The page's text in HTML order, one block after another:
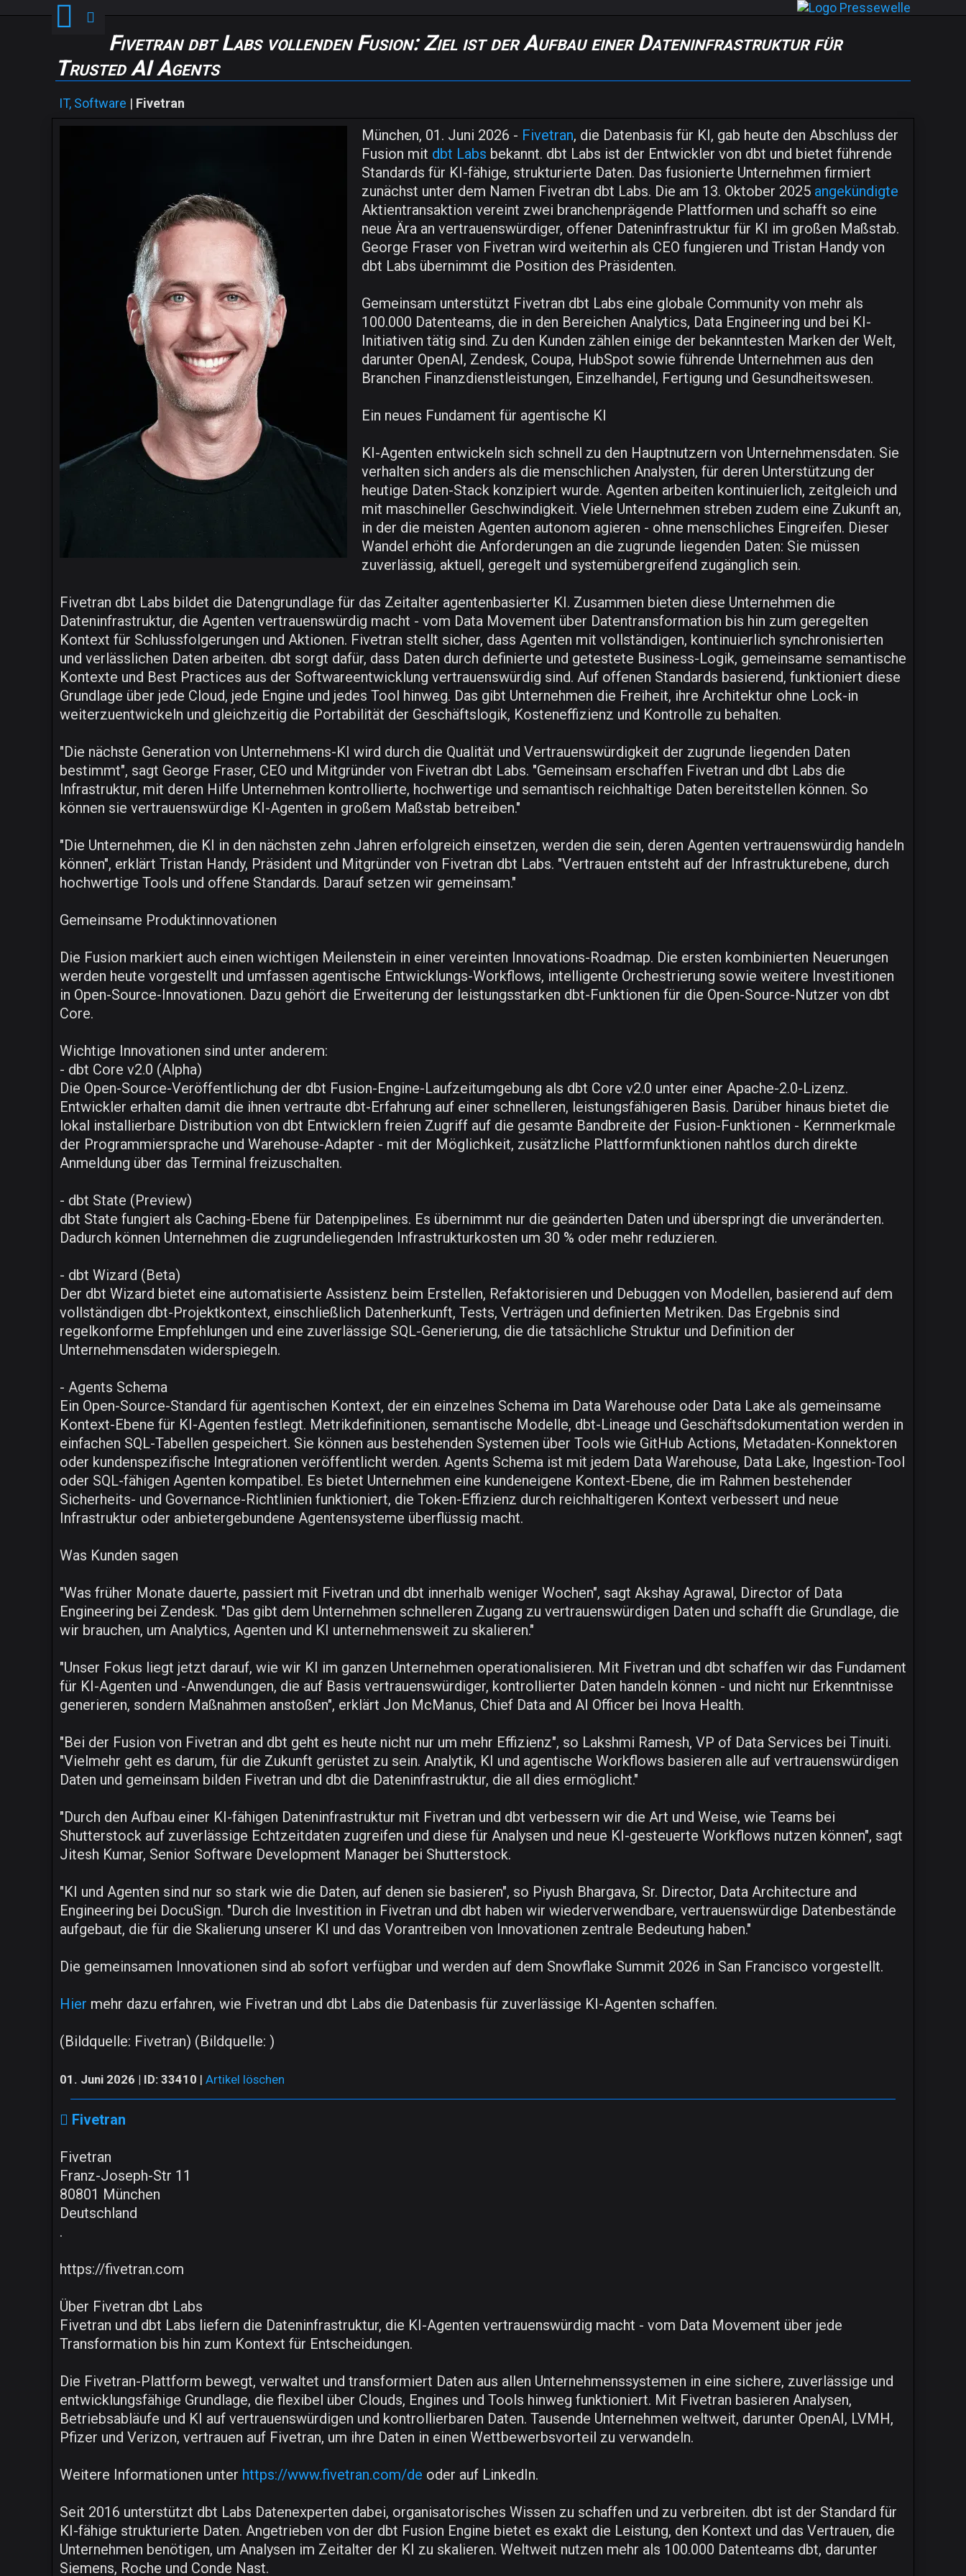
Fivetran dbt Labs vollenden Fusion: Ziel ist der Aufbau einer Dateninfrastruktur für
Trusted AI Agents
IT, Software | Fivetran
München, 01. Juni 2026 - Fivetran, die Datenbasis für KI, gab heute den Abschluss der
Fusion mit dbt Labs bekannt. dbt Labs ist der Entwickler von dbt und bietet führende
Standards für KI-fähige, strukturierte Daten. Das fusionierte Unternehmen firmiert
zunächst unter dem Namen Fivetran dbt Labs. Die am 13. Oktober 2025 angekündigte
Aktientransaktion vereint zwei branchenprägende Plattformen und schafft so eine
neue Ära an vertrauenswürdiger, offener Dateninfrastruktur für KI im großen Maßstab.
George Fraser von Fivetran wird weiterhin als CEO fungieren und Tristan Handy von
dbt Labs übernimmt die Position des Präsidenten.
Gemeinsam unterstützt Fivetran dbt Labs eine globale Community von mehr als
100.000 Datenteams, die in den Bereichen Analytics, Data Engineering und bei KI-
Initiativen tätig sind. Zu den Kunden zählen einige der bekanntesten Marken der Welt,
darunter OpenAI, Zendesk, Coupa, HubSpot sowie führende Unternehmen aus den
Branchen Finanzdienstleistungen, Einzelhandel, Fertigung und Gesundheitswesen.
Ein neues Fundament für agentische KI
KI-Agenten entwickeln sich schnell zu den Hauptnutzern von Unternehmensdaten. Sie
verhalten sich anders als die menschlichen Analysten, für deren Unterstützung der
heutige Daten-Stack konzipiert wurde. Agenten arbeiten kontinuierlich, zeitgleich und
mit maschineller Geschwindigkeit. Viele Unternehmen streben zudem eine Zukunft an,
in der die meisten Agenten autonom agieren - ohne menschliches Eingreifen. Dieser
Wandel erhöht die Anforderungen an die zugrunde liegenden Daten: Sie müssen
zuverlässig, aktuell, geregelt und systemübergreifend zugänglich sein.
Fivetran dbt Labs bildet die Datengrundlage für das Zeitalter agentenbasierter KI. Zusammen bieten diese Unternehmen die
Dateninfrastruktur, die Agenten vertrauenswürdig macht - vom Data Movement über Datentransformation bis hin zum geregelten
Kontext für Schlussfolgerungen und Aktionen. Fivetran stellt sicher, dass Agenten mit vollständigen, kontinuierlich synchronisierten
und verlässlichen Daten arbeiten. dbt sorgt dafür, dass Daten durch definierte und getestete Business-Logik, gemeinsame semantische
Kontexte und Best Practices aus der Softwareentwicklung vertrauenswürdig sind. Auf offenen Standards basierend, funktioniert diese
Grundlage über jede Cloud, jede Engine und jedes Tool hinweg. Das gibt Unternehmen die Freiheit, ihre Architektur ohne Lock-in
weiterzuentwickeln und gleichzeitig die Portabilität der Geschäftslogik, Kosteneffizienz und Kontrolle zu behalten.
"Die nächste Generation von Unternehmens-KI wird durch die Qualität und Vertrauenswürdigkeit der zugrunde liegenden Daten
bestimmt", sagt George Fraser, CEO und Mitgründer von Fivetran dbt Labs. "Gemeinsam erschaffen Fivetran und dbt Labs die
Infrastruktur, mit deren Hilfe Unternehmen kontrollierte, hochwertige und semantisch reichhaltige Daten bereitstellen können. So
können sie vertrauenswürdige KI-Agenten in großem Maßstab betreiben."
"Die Unternehmen, die KI in den nächsten zehn Jahren erfolgreich einsetzen, werden die sein, deren Agenten vertrauenswürdig handeln
können", erklärt Tristan Handy, Präsident und Mitgründer von Fivetran dbt Labs. "Vertrauen entsteht auf der Infrastrukturebene, durch
hochwertige Tools und offene Standards. Darauf setzen wir gemeinsam."
Gemeinsame Produktinnovationen
Die Fusion markiert auch einen wichtigen Meilenstein in einer vereinten Innovations-Roadmap. Die ersten kombinierten Neuerungen
werden heute vorgestellt und umfassen agentische Entwicklungs-Workflows, intelligente Orchestrierung sowie weitere Investitionen
in Open-Source-Innovationen. Dazu gehört die Erweiterung der leistungsstarken dbt-Funktionen für die Open-Source-Nutzer von dbt
Core.
Wichtige Innovationen sind unter anderem:
- dbt Core v2.0 (Alpha)
Die Open-Source-Veröffentlichung der dbt Fusion-Engine-Laufzeitumgebung als dbt Core v2.0 unter einer Apache-2.0-Lizenz.
Entwickler erhalten damit die ihnen vertraute dbt-Erfahrung auf einer schnelleren, leistungsfähigeren Basis. Darüber hinaus bietet die
lokal installierbare Distribution von dbt Entwicklern freien Zugriff auf die gesamte Bandbreite der Fusion-Funktionen - Kernmerkmale
der Programmiersprache und Warehouse-Adapter - mit der Möglichkeit, zusätzliche Plattformfunktionen nahtlos durch direkte
Anmeldung über das Terminal freizuschalten.
- dbt State (Preview)
dbt State fungiert als Caching-Ebene für Datenpipelines. Es übernimmt nur die geänderten Daten und überspringt die unveränderten.
Dadurch können Unternehmen die zugrundeliegenden Infrastrukturkosten um 30 % oder mehr reduzieren.
- dbt Wizard (Beta)
Der dbt Wizard bietet eine automatisierte Assistenz beim Erstellen, Refaktorisieren und Debuggen von Modellen, basierend auf dem
vollständigen dbt-Projektkontext, einschließlich Datenherkunft, Tests, Verträgen und definierten Metriken. Das Ergebnis sind
regelkonforme Empfehlungen und eine zuverlässige SQL-Generierung, die die tatsächliche Struktur und Definition der
Unternehmensdaten widerspiegeln.
- Agents Schema
Ein Open-Source-Standard für agentischen Kontext, der ein einzelnes Schema im Data Warehouse oder Data Lake als gemeinsame
Kontext-Ebene für KI-Agenten festlegt. Metrikdefinitionen, semantische Modelle, dbt-Lineage und Geschäftsdokumentation werden in
einfachen SQL-Tabellen gespeichert. Sie können aus bestehenden Systemen über Tools wie GitHub Actions, Metadaten-Konnektoren
oder kundenspezifische Integrationen veröffentlicht werden. Agents Schema ist mit jedem Data Warehouse, Data Lake, Ingestion-Tool
oder SQL-fähigen Agenten kompatibel. Es bietet Unternehmen eine kundeneigene Kontext-Ebene, die im Rahmen bestehender
Sicherheits- und Governance-Richtlinien funktioniert, die Token-Effizienz durch reichhaltigeren Kontext verbessert und neue
Infrastruktur oder anbietergebundene Agentensysteme überflüssig macht.
Was Kunden sagen
"Was früher Monate dauerte, passiert mit Fivetran und dbt innerhalb weniger Wochen", sagt Akshay Agrawal, Director of Data
Engineering bei Zendesk. "Das gibt dem Unternehmen schnelleren Zugang zu vertrauenswürdigen Daten und schafft die Grundlage, die
wir brauchen, um Analytics, Agenten und KI unternehmensweit zu skalieren."
"Unser Fokus liegt jetzt darauf, wie wir KI im ganzen Unternehmen operationalisieren. Mit Fivetran und dbt schaffen wir das Fundament
für KI-Agenten und -Anwendungen, die auf Basis vertrauenswürdiger, kontrollierter Daten handeln können - und nicht nur Erkenntnisse
generieren, sondern Maßnahmen anstoßen", erklärt Jon McManus, Chief Data and AI Officer bei Inova Health.
"Bei der Fusion von Fivetran and dbt geht es heute nicht nur um mehr Effizienz", so Lakshmi Ramesh, VP of Data Services bei Tinuiti.
"Vielmehr geht es darum, für die Zukunft gerüstet zu sein. Analytik, KI und agentische Workflows basieren alle auf vertrauenswürdigen
Daten und gemeinsam bilden Fivetran und dbt die Dateninfrastruktur, die all dies ermöglicht."
"Durch den Aufbau einer KI-fähigen Dateninfrastruktur mit Fivetran und dbt verbessern wir die Art und Weise, wie Teams bei
Shutterstock auf zuverlässige Echtzeitdaten zugreifen und diese für Analysen und neue KI-gesteuerte Workflows nutzen können", sagt
Jitesh Kumar, Senior Software Development Manager bei Shutterstock.
"KI und Agenten sind nur so stark wie die Daten, auf denen sie basieren", so Piyush Bhargava, Sr. Director, Data Architecture and
Engineering bei DocuSign. "Durch die Investition in Fivetran und dbt haben wir wiederverwendbare, vertrauenswürdige Datenbestände
aufgebaut, die für die Skalierung unserer KI und das Vorantreiben von Innovationen zentrale Bedeutung haben."
Die gemeinsamen Innovationen sind ab sofort verfügbar und werden auf dem Snowflake Summit 2026 in San Francisco vorgestellt.
Hier mehr dazu erfahren, wie Fivetran und dbt Labs die Datenbasis für zuverlässige KI-Agenten schaffen.
(Bildquelle: Fivetran) (Bildquelle: )
01. Juni 2026 | ID: 33410 Artikel löschen
Fivetran
Fivetran
Franz-Joseph-Str 11
80801 München
Deutschland
.
https://fivetran.com
Über Fivetran dbt Labs
Fivetran und dbt Labs liefern die Dateninfrastruktur, die KI-Agenten vertrauenswürdig macht - vom Data Movement über jede
Transformation bis hin zum Kontext für Entscheidungen.
Die Fivetran-Plattform bewegt, verwaltet und transformiert Daten aus allen Unternehmenssystemen in eine sichere, zuverlässige und
entwicklungsfähige Grundlage, die flexibel über Clouds, Engines und Tools hinweg funktioniert. Mit Fivetran basieren Analysen,
Betriebsabläufe und KI auf vertrauenswürdigen und kontrollierbaren Daten. Tausende Unternehmen weltweit, darunter OpenAI, LVMH,
Pfizer und Verizon, vertrauen auf Fivetran, um ihre Daten in einen Wettbewerbsvorteil zu verwandeln.
Weitere Informationen unter https://www.fivetran.com/de oder auf LinkedIn.
Seit 2016 unterstützt dbt Labs Datenexperten dabei, organisatorisches Wissen zu schaffen und zu verbreiten. dbt ist der Standard für
KI-fähige strukturierte Daten. Angetrieben von der dbt Fusion Engine bietet es exakt die Leistung, den Kontext und das Vertrauen, die
Unternehmen benötigen, um Analysen im Zeitalter der KI zu skalieren. Weltweit nutzen mehr als 100.000 Datenteams dbt, darunter
Siemens, Roche und Conde Nast.